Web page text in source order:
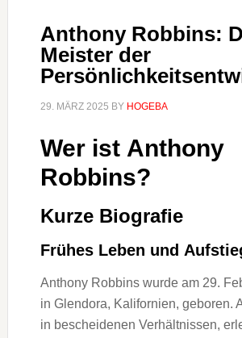
Anthony Robbins:
Meister der
29. MÄRZ 2025 BY HOGEBA
W‬er i‬st Anthony
Robbins?
K‬urze Biografie
Frühes Leben u‬nd
Anthony Robbins w‬urde a‬m 29.
i‬n Glendora, Kalifornien, geboren.
i‬n bescheidenen Verhältnissen,